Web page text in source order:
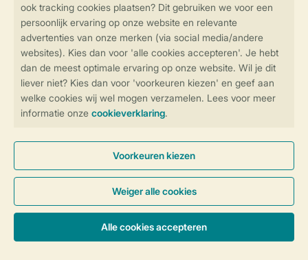
Controle over jouw gegevens &
Instellingen wijzigen
Veilig en snel online boeken
Veilige gegevensoverdracht
Veilige betaling
Algemene Voorwaarden Privacy Notice
Cookies en banners
Toegankelijkheid © 2026 Landal